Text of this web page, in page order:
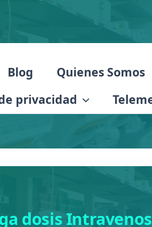
Blog Quienes Somos
privacidad
dosis